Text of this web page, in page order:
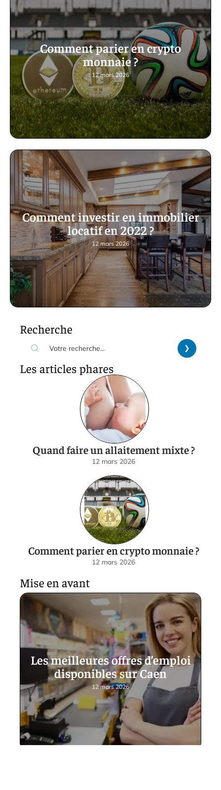
Comment parier en crypto
monnaie ?
12 mars 2026
Comment investir en immobilier
locatif en 2022 ?
12 mars 2026
Recherche
Les articles phares
Quand faire un allaitement mixte ?
12 mars 2026
Comment parier en crypto monnaie ?
12 mars 2026
Mise en avant
Les meilleures offres d’emploi
disponibles sur Caen
12 mars 2026